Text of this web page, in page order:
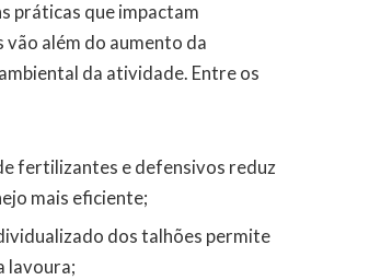
práticas que impactam
além do aumento da
da atividade. Entre os
fertilizantes e defensivos reduz
mais eficiente;
dos talhões permite
lavoura;